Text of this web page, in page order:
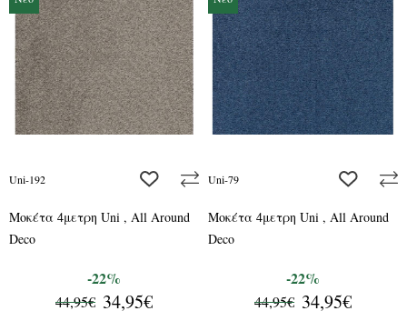
Uni-192 add to wishlist
Μοκέτα 4μετρη Uni , All Around
Deco
44,95€ 34,95€
-22%
Uni-79 add to
Μοκέτα 4μετρη Uni , All Around
Deco
44,95€ 34,95€
-22%